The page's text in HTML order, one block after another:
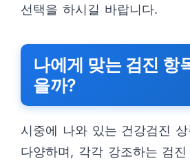
선택을 하시길 바랍니다.
나에게 맞는 검진 항
을까?
시중에 나와 있는 건강검진
다양하며, 각각 강조하는 검